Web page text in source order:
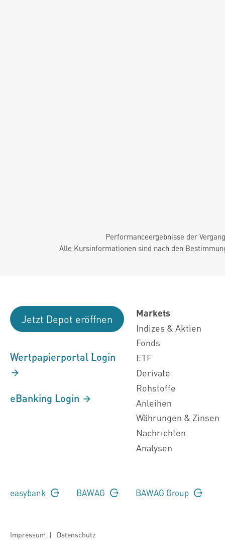
Performanceergebnisse der
Alle Kursinformationen sind nach den
Jetzt Depot eröffnen
Wertpapierportal Login
eBanking Login
Markets
Indizes & Aktien
Fonds
ETF
Derivate
Rohstoffe
Anleihen
Währungen & Zinsen
Nachrichten
Analysen
easybank BAWAG BAWAG Group
Impressum | Datenschutz